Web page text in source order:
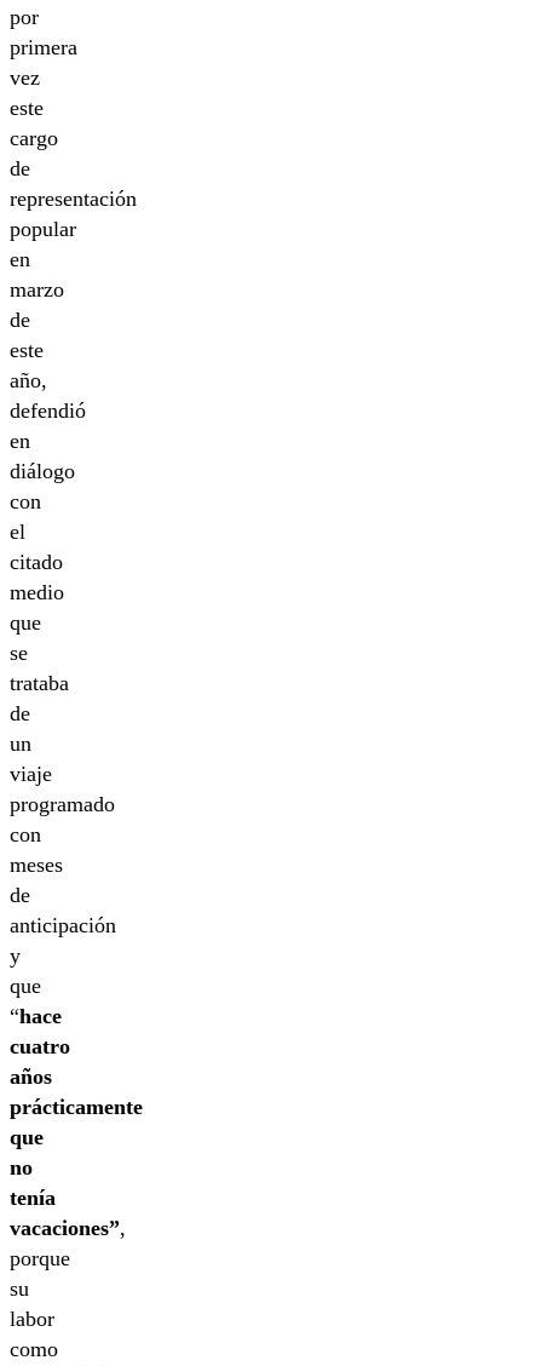
por
primera
vez
este
cargo
de
representación
popular
en
marzo
de
este
año,
defendió
en
diálogo
con
el
citado
medio
que
se
trataba
de
un
viaje
programado
con
meses
de
anticipación
y
que
“hace
cuatro
años
prácticamente
que
no
tenía
vacaciones”,
porque
su
labor
como